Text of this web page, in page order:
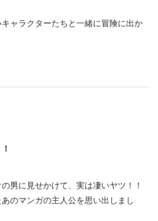
ャラクターたちと一緒に冒険に出か
男に見せかけて、実は凄いヤツ！！
のマンガの主人公を思い出しまし